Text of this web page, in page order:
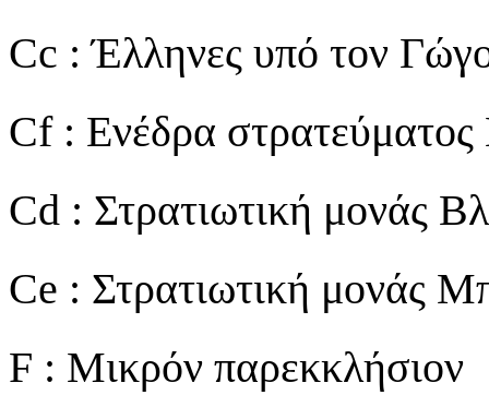
Cc : Έλληνες υπό τον
Cf : Ενέδρα
Cd : Στρατιωτική μονάς
Ce : Στρατιωτική μονάς
F : Μικρόν παρεκκλήσιον